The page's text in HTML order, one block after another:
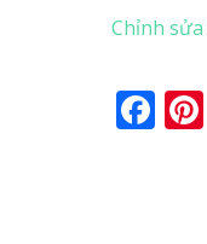
Chỉnh